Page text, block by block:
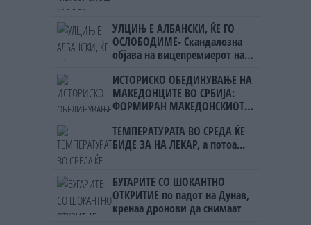
УЛЦИЊ Е АЛБАНСКИ, ЌЕ ГО
ОСЛОБОДИМЕ- Скандалозна
објава на вицепремиерот на
ИСТОРИСКО ОБЕДИНУВАЊЕ НА
МАКЕДОНЦИТЕ ВО СРБИЈА:
ФОРМИРАН МАКЕДОНСКИОТ
ТЕМПЕРАТУРАТА ВО СРЕДА ЌЕ
БИДЕ ЗА НА ЛЕКАР, а потоа...
БУГАРИТЕ СО ШОКАНТНО
ОТКРИТИЕ по падот на Дунав,
кренаа дронови да снимаат